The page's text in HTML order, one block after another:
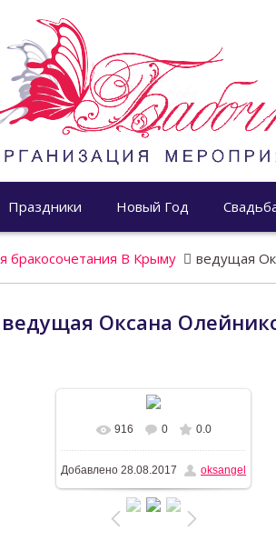
Праздники Новый Год
бракосочетания В Крыму ведущая
ведущая Оксана
В реальном размере
680x1024/ 93.7Kb
916 0 0.0
Добавлено 28.08.2017 oksangel